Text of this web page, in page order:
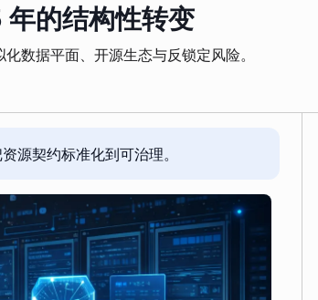
的结构性转变
数据平面、开源生态与反锁定风险。
契约标准化到可治理。